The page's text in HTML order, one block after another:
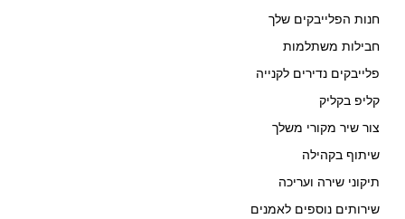
חנות הפלייבקים שלך
חבילות משתלמות
פלייבקים נדירים לקנייה
קליפ בקליק
צור שיר מקורי משלך
שיתוף בקהילה
תיקוני שירה ועריכה
שירותים נוספים לאמנים